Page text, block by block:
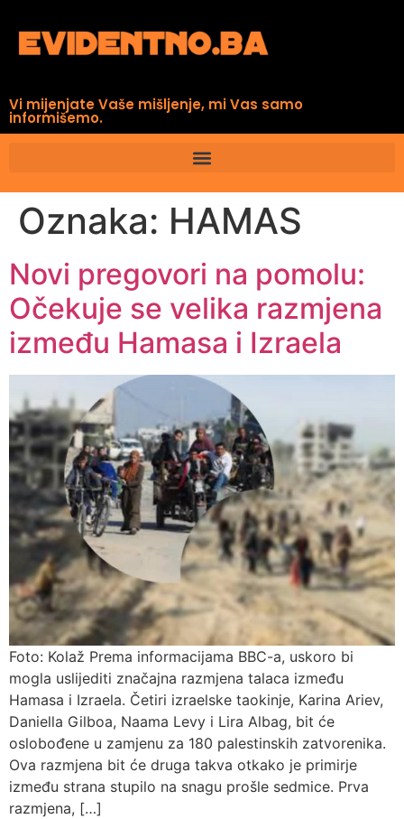
Vi mijenjate Vaše mišljenje, mi Vas samo
informišemo.
Oznaka: HAMAS
Novi pregovori na pomolu:
Očekuje se velika razmjena
između Hamasa i Izraela
Foto: Kolaž Prema informacijama BBC-a, uskoro bi
mogla uslijediti značajna razmjena talaca između
Hamasa i Izraela. Četiri izraelske taokinje, Karina Ariev,
Daniella Gilboa, Naama Levy i Lira Albag, bit će
oslobođene u zamjenu za 180 palestinskih zatvorenika.
Ova razmjena bit će druga takva otkako je primirje
između strana stupilo na snagu prošle sedmice. Prva
razmjena, […]